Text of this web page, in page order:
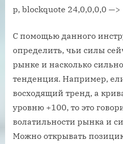
p, blockquote 24,0,0,0,0 —>
С помощью данного
определить, чьи силы
рынке и насколько
тенденция. Например,
восходящий тренд, а
уровню +100, то это
волатильности рынка и
Можно открывать